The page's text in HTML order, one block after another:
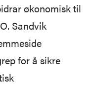
økonomisk til
Sandvik
for å sikre